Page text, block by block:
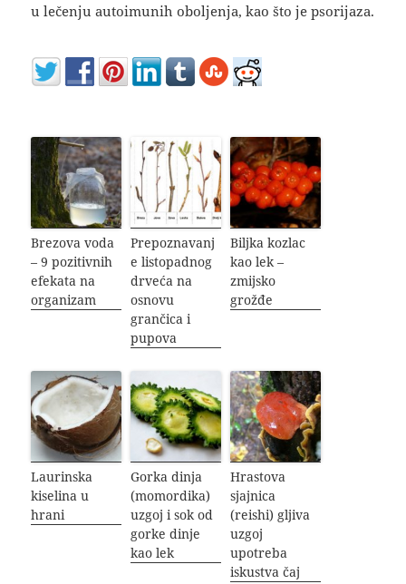
u lečenju autoimunih oboljenja, kao što je psorijaza.
Brezova voda
– 9 pozitivnih
efekata na
organizam
Prepoznavanj
e listopadnog
drveća na
osnovu
grančica i
pupova
Biljka kozlac
kao lek –
zmijsko
grožđe
Laurinska
kiselina u
hrani
Gorka dinja
(momordika)
uzgoj i sok od
gorke dinje
kao lek
Hrastova
sjajnica
(reishi) gljiva
uzgoj
upotreba
iskustva čaj